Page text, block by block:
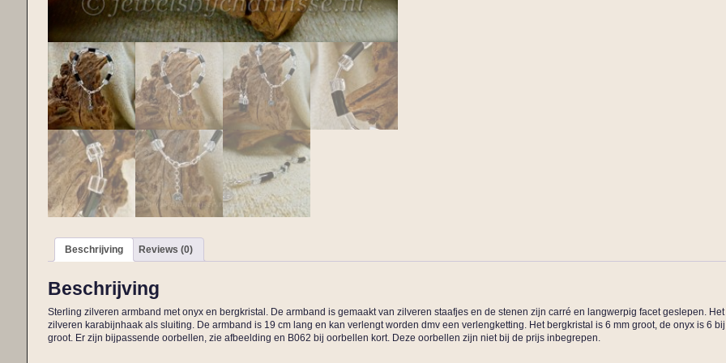
Beschrijving Reviews (0)
Beschrijving
Sterling zilveren armband met onyx en bergkristal. De armband is gemaakt van zilveren staafjes en de stenen zijn carré en langwerpig facet geslepen. Het
zilveren karabijnhaak als sluiting. De armband is 19 cm lang en kan verlengt worden dmv een verlengketting. Het bergkristal is 6 mm groot, de onyx is 6
groot. Er zijn bijpassende oorbellen, zie afbeelding en B062 bij oorbellen kort. Deze oorbellen zijn niet bij de prijs inbegrepen.